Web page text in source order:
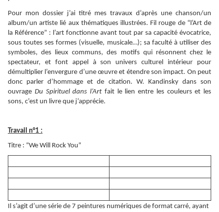
Pour mon dossier j’ai titré mes travaux d’après une chanson/un
album/un artiste lié aux thématiques illustrées. Fil rouge de “l’Art de
la Référence” : l’art fonctionne avant tout par sa capacité évocatrice,
sous toutes ses formes (visuelle, musicale…); sa faculté à utiliser des
symboles, des lieux communs, des motifs qui résonnent chez le
spectateur, et font appel à son univers culturel intérieur pour
démultiplier l’envergure d’une œuvre et étendre son impact. On peut
donc parler d’hommage et de citation. W. Kandinsky dans son
ouvrage Du Spirituel dans l’Art fait le lien entre les couleurs et les
sons, c’est un livre que j’apprécie.
Travail n°1 :
Titre : “We Will Rock You”
Il s’agit d’une série de 7 peintures numériques de format carré, ayant